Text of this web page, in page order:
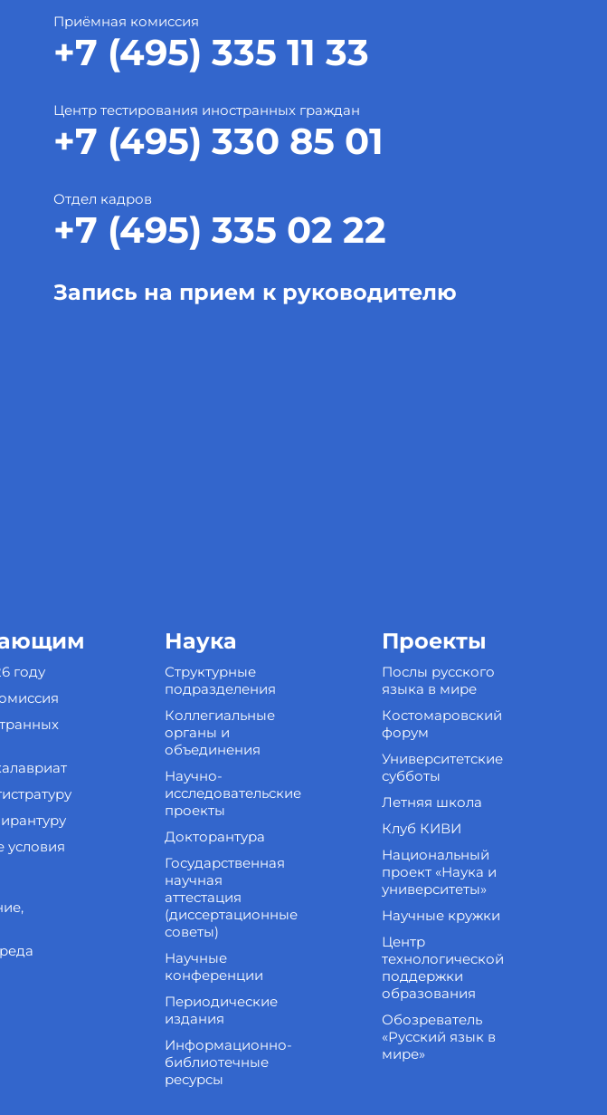
Приёмная комиссия
+7 (495) 335 11 33
Центр тестирования иностранных граждан
+7 (495) 330 85 01
Отдел кадров
+7 (495) 335 02 22
Запись на прием к руководителю
году
Наука
Структурные
подразделения
Коллегиальные
органы и
объединения
Научно-
исследовательские
проекты
Докторантура
Государственная
научная
аттестация
(диссертационные
советы)
Научные
конференции
Периодические
издания
Информационно-
библиотечные
ресурсы
Проекты
Послы русского
языка в мире
Костомаровский
форум
Университетские
субботы
Летняя школа
Клуб КИВИ
Национальный
проект «Наука и
университеты»
Научные кружки
Центр
технологической
поддержки
образования
Обозреватель
«Русский язык в
мире»